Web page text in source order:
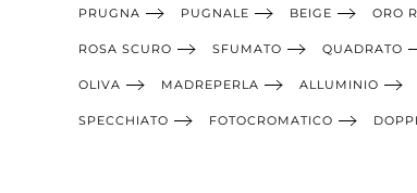
PRUGNA PUGNALE BEIGE ORO
ROSA SCURO SFUMATO QUADRATO
OLIVA MADREPERLA ALLUMINIO
SPECCHIATO FOTOCROMATICO